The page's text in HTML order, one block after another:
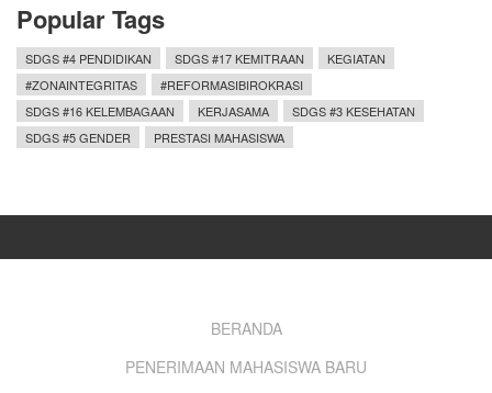
Popular Tags
SDGS #4 PENDIDIKAN SDGS #17 KEMITRAAN
KEGIATAN
#ZONAINTEGRITAS
#REFORMASIBIROKRASI
SDGS #16 KELEMBAGAAN
KERJASAMA
SDGS #3 KESEHATAN
SDGS #5 GENDER
PRESTASI MAHASISWA
BERANDA
PENERIMAAN MAHASISWA BARU